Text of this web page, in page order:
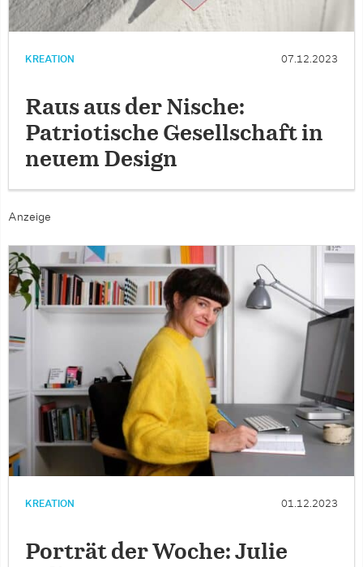
KREATION 07.12.2023
Raus aus der Nische:
Patriotische Gesellschaft in
neuem Design
Anzeige
KREATION 01.12.2023
Porträt der Woche: Julie